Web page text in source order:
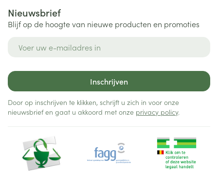
Nieuwsbrief
Blijf op de hoogte van nieuwe producten en promoties
Inschrijven
Door op inschrijven te klikken, schrijft u zich in voor onze
nieuwsbrief en gaat u akkoord met onze privacy policy.